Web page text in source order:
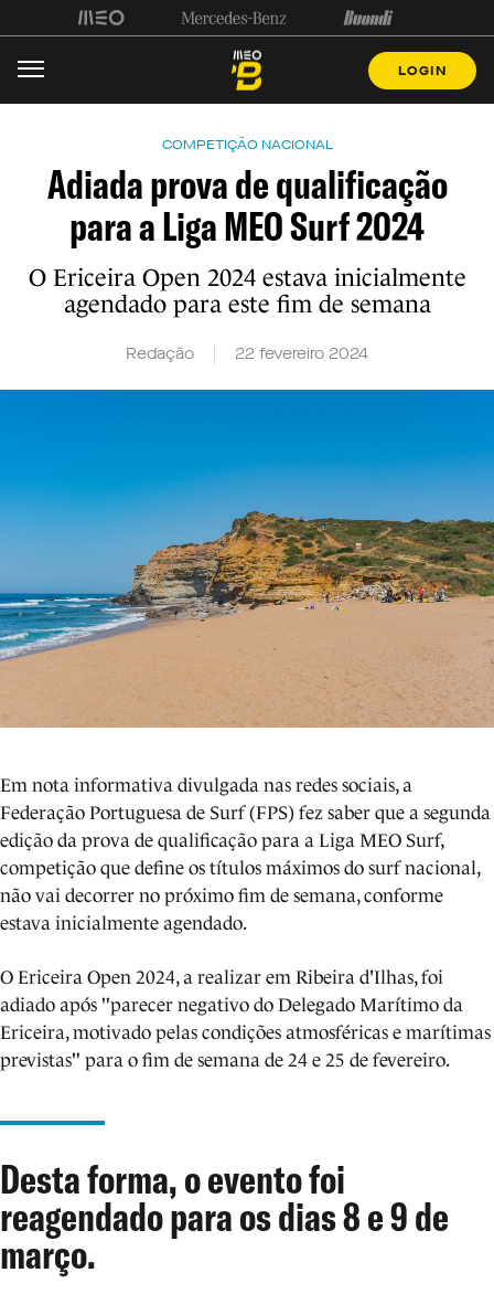
LOGIN
COMPETIÇÃO NACIONAL
Adiada prova de qualificação
para a Liga MEO Surf 2024
O Ericeira Open 2024 estava inicialmente
agendado para este fim de semana
Redação 22 fevereiro 2024
Em nota informativa divulgada nas redes sociais, a
Federação Portuguesa de Surf (FPS) fez saber que a segunda
edição da prova de qualificação para a Liga MEO Surf,
competição que define os títulos máximos do surf nacional,
não vai decorrer no próximo fim de semana, conforme
estava inicialmente agendado.
O Ericeira Open 2024, a realizar em Ribeira d'Ilhas, foi
adiado após "parecer negativo do Delegado Marítimo da
Ericeira, motivado pelas condições atmosféricas e marítimas
previstas" para o fim de semana de 24 e 25 de fevereiro.
Desta forma, o evento foi
reagendado para os dias 8 e 9 de
março.